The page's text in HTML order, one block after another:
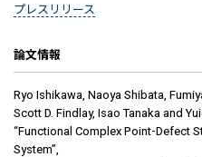
プレスリリース
論文情報
Ryo Ishikawa, Naoya Shibata,
Scott D. Findlay, Isao Tanaka and
“Functional Complex Point-Defect
System”,